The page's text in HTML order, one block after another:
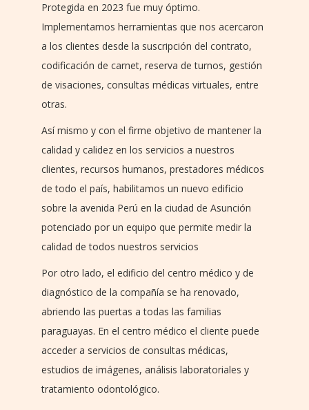
Protegida en 2023 fue muy óptimo.
Implementamos herramientas que nos acercaron
a los clientes desde la suscripción del contrato,
codificación de carnet, reserva de turnos, gestión
de visaciones, consultas médicas virtuales, entre
otras.
Así mismo y con el firme objetivo de mantener la
calidad y calidez en los servicios a nuestros
clientes, recursos humanos, prestadores médicos
de todo el país, habilitamos un nuevo edificio
sobre la avenida Perú en la ciudad de Asunción
potenciado por un equipo que permite medir la
calidad de todos nuestros servicios
Por otro lado, el edificio del centro médico y de
diagnóstico de la compañía se ha renovado,
abriendo las puertas a todas las familias
paraguayas. En el centro médico el cliente puede
acceder a servicios de consultas médicas,
estudios de imágenes, análisis laboratoriales y
tratamiento odontológico.